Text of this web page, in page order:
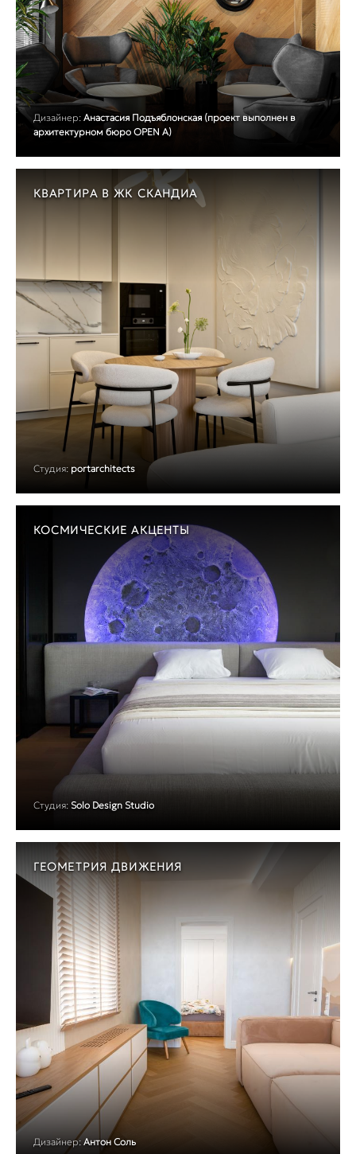
Дизайнер: Анастасия Подъяблонская (проект выполнен в
архитектурном бюро OPEN A)
КВАРТИРА В ЖК СКАНДИА
Студия: portarchitects
КОСМИЧЕСКИЕ АКЦЕНТЫ
Студия: Solo Design Studio
ГЕОМЕТРИЯ ДВИЖЕНИЯ
Дизайнер: Антон Соль